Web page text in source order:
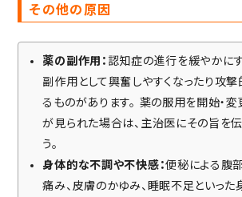
その他の原因
薬の副作用： 認知症の進行を緩やかに
副作用として興奮しやすくなったり攻撃
るものがあります。 薬の服用を開始・変
が見られた場合は、主治医にその旨を
う。
身体的な不調や不快感：便秘による腹
痛み、皮膚のかゆみ、睡眠不足といっ